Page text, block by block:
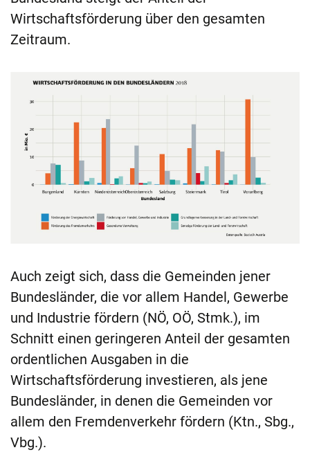
Wirtschaftsförderung über den gesamten
Zeitraum.
Auch zeigt sich, dass die Gemeinden jener
Bundesländer, die vor allem Handel, Gewerbe
und Industrie fördern (NÖ, OÖ, Stmk.), im
Schnitt einen geringeren Anteil der gesamten
ordentlichen Ausgaben in die
Wirtschaftsförderung investieren, als jene
Bundesländer, in denen die Gemeinden vor
allem den Fremdenverkehr fördern (Ktn., Sbg.,
Vbg.).